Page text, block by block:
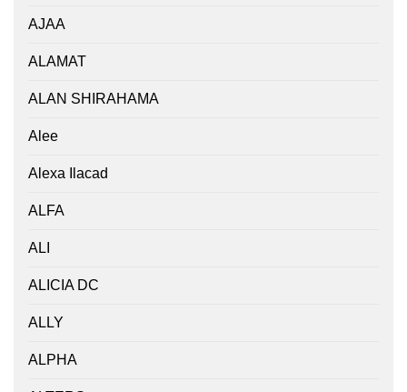
AJAA
ALAMAT
ALAN SHIRAHAMA
Alee
Alexa Ilacad
ALFA
ALI
ALICIA DC
ALLY
ALPHA